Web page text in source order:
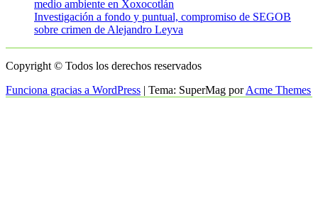
medio ambiente en Xoxocotlán
Investigación a fondo y puntual, compromiso de SEGOB
sobre crimen de Alejandro Leyva
Copyright © Todos los derechos reservados
Funciona gracias a WordPress | Tema: SuperMag porAcme Themes